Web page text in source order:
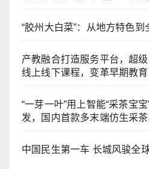
“胶州大白菜”：从地方特色
产教融合打造服务平台，超
线上线下课程，变革早期教育
“一芽一叶”用上智能“采茶宝
发，国内首款多末端仿生采
中国民生第一车 长城风骏全